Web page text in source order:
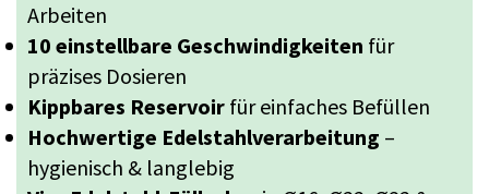
Arbeiten
10 einstellbare Geschwindigkeiten für
präzises Dosieren
Kippbares Reservoir für einfaches Befüllen
Hochwertige Edelstahlverarbeitung –
hygienisch & langlebig